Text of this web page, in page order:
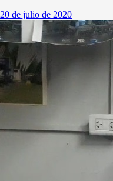
20 de julio de 2020